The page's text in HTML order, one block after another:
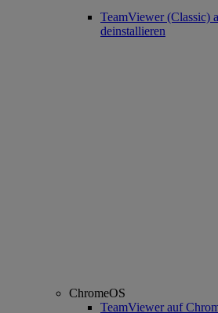
TeamViewer (Classic)
deinstallieren
ChromeOS
TeamViewer auf